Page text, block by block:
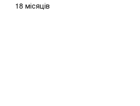
18 місяців